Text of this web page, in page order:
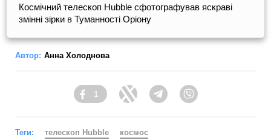
Космічний телескоп Hubble сфотографував яскраві
змінні зірки в Туманності Оріону
Автор: Анна Холоднова
Facebook
1
Twitter Telegram
Теги: телескоп Hubble космос